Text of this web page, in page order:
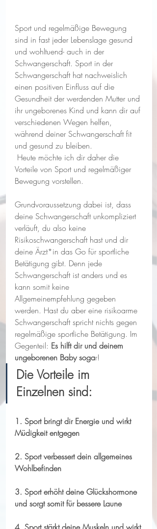
Sport und regelmäßige Bewegung
sind in fast jeder Lebenslage gesund
und wohltuend- auch in der
Schwangerschaft. Sport in der
Schwangerschaft hat nachweislich
einen positiven Einfluss auf die
Gesundheit der werdenden Mutter und
ihr ungeborenes Kind und kann dir auf
verschiedenen Wegen helfen,
während deiner Schwangerschaft fit
und gesund zu bleiben.
Vorteile von Sport und regelmäßiger
Bewegung vorstellen.
Grundvoraussetzung dabei ist, dass
deine Schwangerschaft unkompliziert
verläuft, du also keine
Risikoschwangerschaft hast und dir
deine Ärzt*in das Go für sportliche
Betätigung gibt. Denn jede
Schwangerschaft ist anders und es
kann somit keine
Allgemeinempfehlung gegeben
werden. Hast du aber eine risikoarme
Schwangerschaft spricht nichts gegen
regelmäßige sportliche Betätigung. Im
Gegenteil: Es hilft dir und deinem
ungeborenen Baby sogar!
Die Vorteile im
Einzelnen sind:
1. Sport bringt dir Energie und wirkt
Müdigkeit entgegen
2. Sport verbessert dein allgemeines
Wohlbefinden
3. Sport erhöht deine Glückshormone
und sorgt somit für bessere Laune